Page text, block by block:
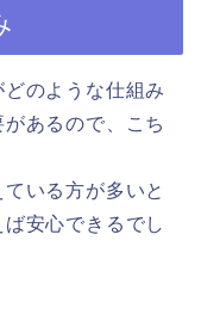
のような仕組み
あるので、こち
いる方が多いと
安心できるでし